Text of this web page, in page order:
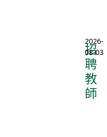
招
聘
教
師
2026-
08-03